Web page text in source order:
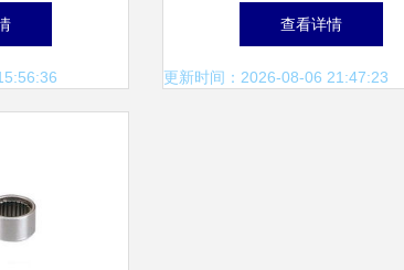
息 件 实用之选，备奶无忧
查看详情
更新时间：2026-08-06 21:47:23